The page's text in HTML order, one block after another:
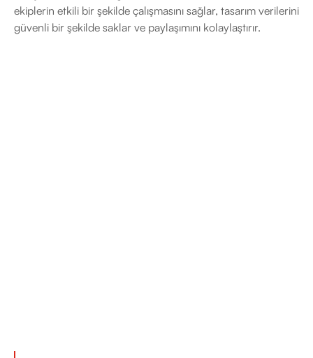
ekiplerin etkili bir şekilde çalışmasını sağlar, tasarım verilerini
güvenli bir şekilde saklar ve paylaşımını kolaylaştırır.